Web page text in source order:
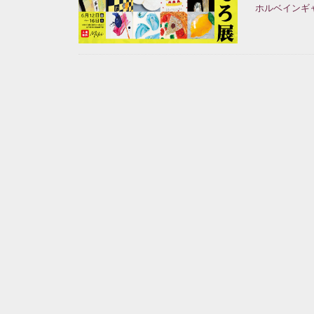
ホルベインギ